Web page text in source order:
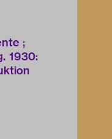
;
1930: